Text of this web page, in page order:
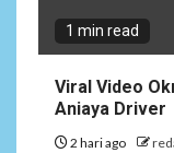
1 min read
Viral Video
Aniaya Driver
2 hari ago